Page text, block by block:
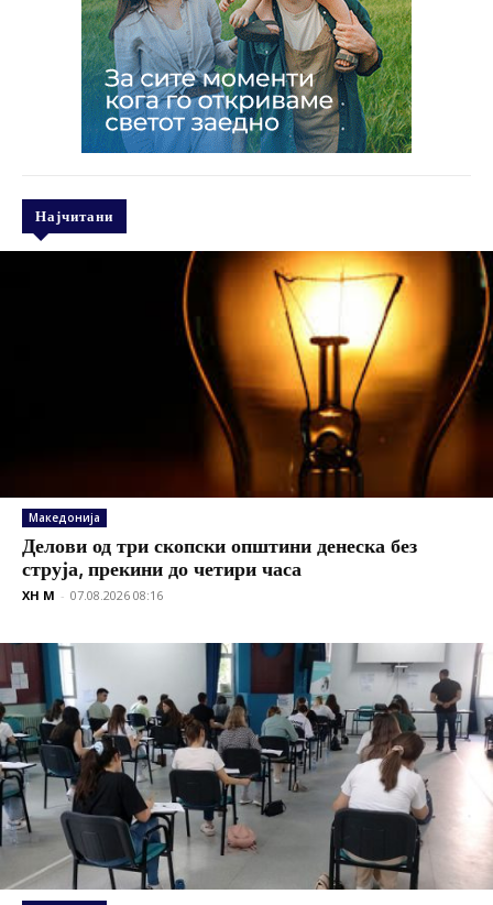
Најчитани
Македонија
Делови од три скопски општини денеска без
струја, прекини до четири часа
XH M - 07.08.2026 08:16